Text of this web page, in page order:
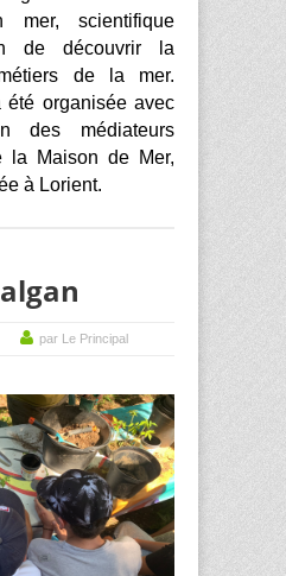
mer, scientifique
de découvrir la
de la mer.
été organisée avec
des médiateurs
la Maison de Mer,
à Lorient.
par Le Principal